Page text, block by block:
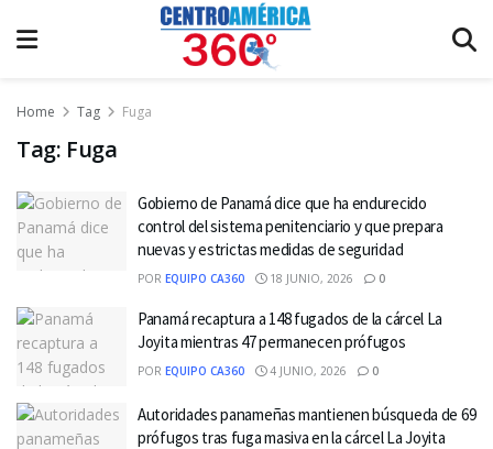
Home Tag Fuga
Tag: Fuga
Gobierno de Panamá dice que ha endurecido
control del sistema penitenciario y que prepara
nuevas y estrictas medidas de seguridad
POR EQUIPO CA360 18 JUNIO, 2026 0
Panamá recaptura a 148 fugados de la cárcel La
Joyita mientras 47 permanecen prófugos
POR EQUIPO CA360 4 JUNIO, 2026 0
Autoridades panameñas mantienen búsqueda de 69
prófugos tras fuga masiva en la cárcel La Joyita